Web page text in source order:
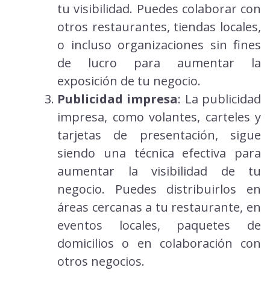
tu visibilidad. Puedes colaborar con
otros restaurantes, tiendas locales,
o incluso organizaciones sin fines
de lucro para aumentar la
exposición de tu negocio.
Publicidad impresa: La publicidad
impresa, como volantes, carteles y
tarjetas de presentación, sigue
siendo una técnica efectiva para
aumentar la visibilidad de tu
negocio. Puedes distribuirlos en
áreas cercanas a tu restaurante, en
eventos locales, paquetes de
domicilios o en colaboración con
otros negocios.